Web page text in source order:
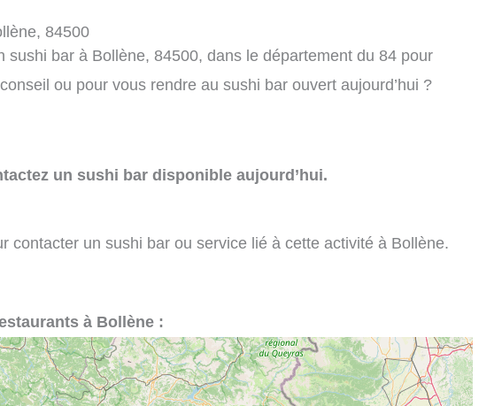
84500
sushi bar à Bollène, 84500, dans le département du 84 pour
ou pour vous rendre au sushi bar ouvert aujourd’hui ?
un sushi bar disponible aujourd’hui.
contacter un sushi bar ou service lié à cette activité à Bollène.
à Bollène :